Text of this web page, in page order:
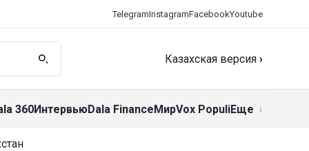
TelegramInstagramFacebookYoutube
Казахская версия ›
360ИнтервьюDala FinanceМирVox PopuliЕще